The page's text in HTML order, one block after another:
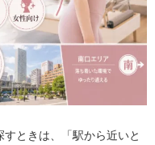
ときは、「駅から近いと